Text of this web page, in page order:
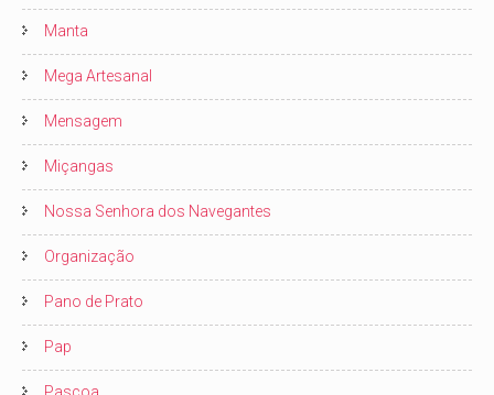
Manta
Mega Artesanal
Mensagem
Miçangas
Nossa Senhora dos Navegantes
Organização
Pano de Prato
Pap